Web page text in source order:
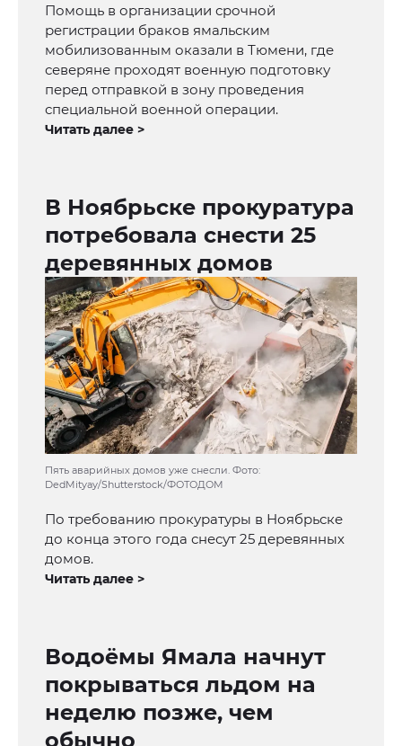
Помощь в организации срочной
регистрации браков ямальским
мобилизованным оказали в Тюмени, где
северяне проходят военную подготовку
перед отправкой в зону проведения
специальной военной операции.
Читать далее >
В Ноябрьске прокуратура
потребовала снести 25
деревянных домов
Пять аварийных домов уже снесли. Фото:
DedMityay/Shutterstock/ФОТОДОМ
По требованию прокуратуры в Ноябрьске
до конца этого года снесут 25 деревянных
домов.
Читать далее >
Водоёмы Ямала начнут
покрываться льдом на
неделю позже, чем
обычно